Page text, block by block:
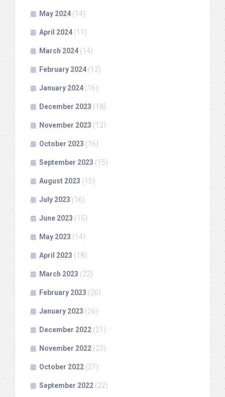
May 2024 (14)
April 2024 (11)
March 2024 (14)
February 2024 (12)
January 2024 (16)
December 2023 (18)
November 2023 (12)
October 2023 (16)
September 2023 (15)
August 2023 (15)
July 2023 (16)
June 2023 (15)
May 2023 (14)
April 2023 (18)
March 2023 (22)
February 2023 (20)
January 2023 (26)
December 2022 (21)
November 2022 (23)
October 2022 (27)
September 2022 (22)